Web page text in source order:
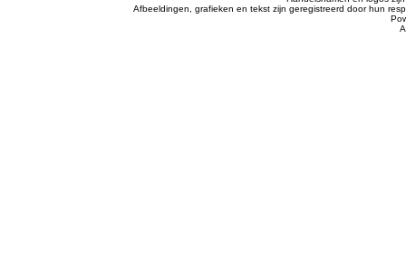
Afbeeldingen, grafieken en tekst zijn geregistreerd door hun